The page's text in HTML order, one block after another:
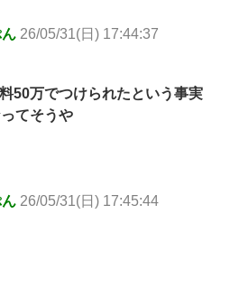
26/05/31(日) 17:44:37
50万でつけられたという事実
てそうや
26/05/31(日) 17:45:44